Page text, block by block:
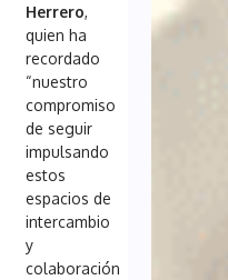
Herrero,
quien ha
recordado
“nuestro
compromiso
de seguir
impulsando
estos
espacios de
intercambio
y
colaboración